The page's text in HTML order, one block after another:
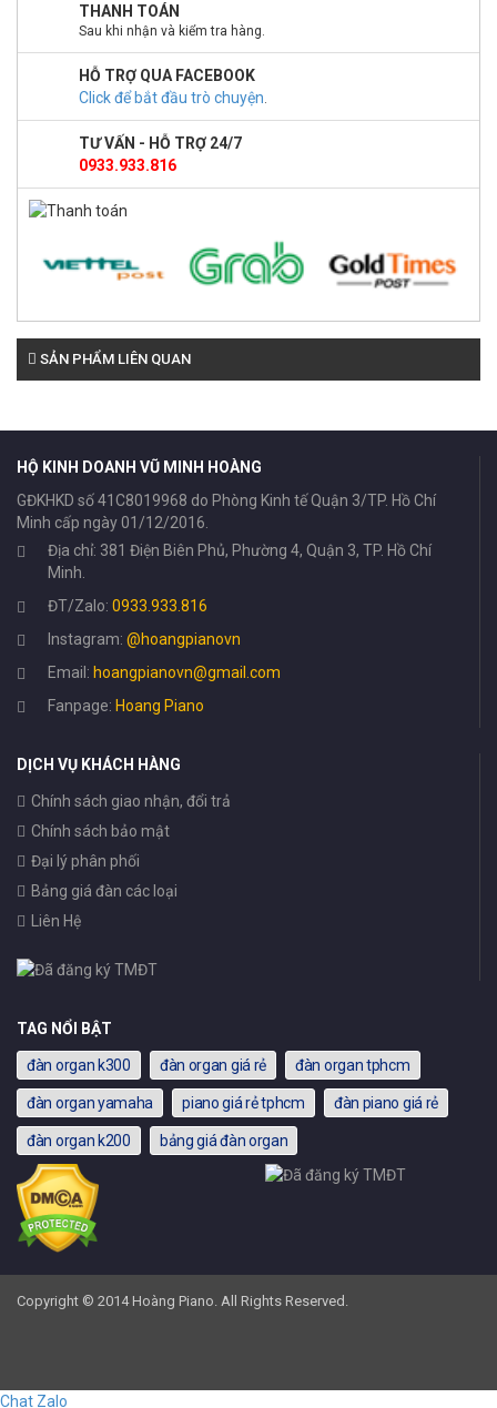
THANH TOÁN
Sau khi nhận và kiểm tra hàng.
HỖ TRỢ QUA FACEBOOK
Click để bắt đầu trò chuyện.
TƯ VẤN - HỖ TRỢ 24/7
0933.933.816
SẢN PHẨM LIÊN QUAN
HỘ KINH DOANH VŨ MINH HOÀNG
GĐKHKD số 41C8019968 do Phòng Kinh tế Quận 3/TP. Hồ Chí
Minh cấp ngày 01/12/2016.
Địa chỉ: 381 Điện Biên Phủ, Phường 4, Quận 3, TP. Hồ Chí
Minh.
ĐT/Zalo: 0933.933.816
Instagram: @hoangpianovn
Email: hoangpianovn@gmail.com
Fanpage: Hoang Piano
DỊCH VỤ KHÁCH HÀNG
Chính sách giao nhận, đổi trả
Chính sách bảo mật
Đại lý phân phối
Bảng giá đàn các loại
Liên Hệ
TAG NỔI BẬT
đàn organ k300 đàn organ giá rẻ đàn organ tphcm
đàn organ yamaha piano giá rẻ tphcm đàn piano giá rẻ
đàn organ k200 bảng giá đàn organ
Copyright © 2014 Hoàng Piano. All Rights Reserved.
Chat Zalo